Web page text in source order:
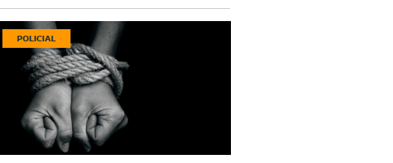
POLICIAL